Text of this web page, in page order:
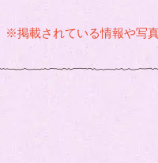
※掲載されている情報や写